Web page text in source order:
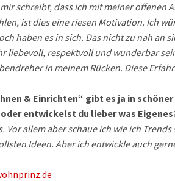
schreibt, dass ich mit meiner offenen
ist dies eine riesen Motivation. Ich
haben es in sich. Das nicht zu nah an
liebevoll, respektvoll und wunderbar
in meinem Rücken. Diese
& Einrichten“ gibt es ja in
entwickelst du lieber was
Vor allem aber schaue ich wie ich
Ideen. Aber ich entwickle auch